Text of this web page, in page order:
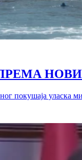
НОВИ
покушаја уласка